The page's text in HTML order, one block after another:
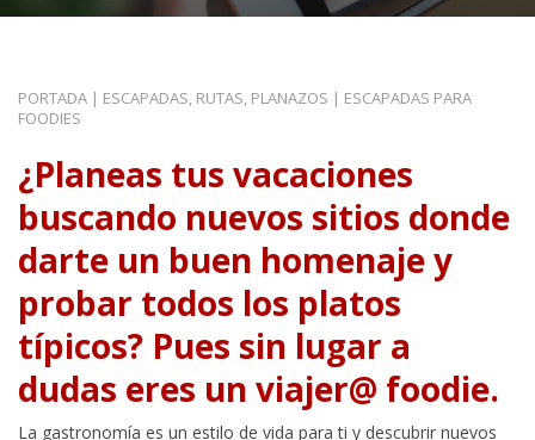
PORTADA | ESCAPADAS, RUTAS, PLANAZOS | ESCAPADAS PARA
FOODIES
¿Planeas tus vacaciones
buscando nuevos sitios donde
darte un buen homenaje y
probar todos los platos
típicos? Pues sin lugar a
dudas eres un viajer@ foodie.
La gastronomía es un estilo de vida para ti y descubrir nuevos